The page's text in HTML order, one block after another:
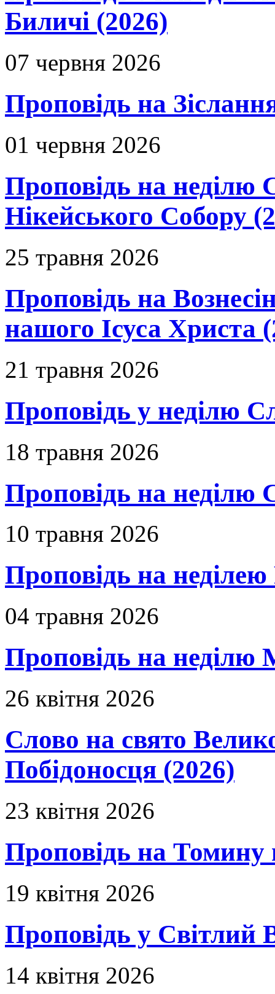
Биличі (2026)
07 червня 2026
Проповідь на
01 червня 2026
Проповідь на неділю
Нікейського Собору
25 травня 2026
Проповідь на
нашого Ісуса Христа
21 травня 2026
Проповідь у неділю
18 травня 2026
Проповідь на неділю
10 травня 2026
Проповідь на неділею
04 травня 2026
Проповідь на неділю
26 квітня 2026
Слово на свято
Побідоносця (2026)
23 квітня 2026
Проповідь на Томину
19 квітня 2026
Проповідь у Світлий
14 квітня 2026